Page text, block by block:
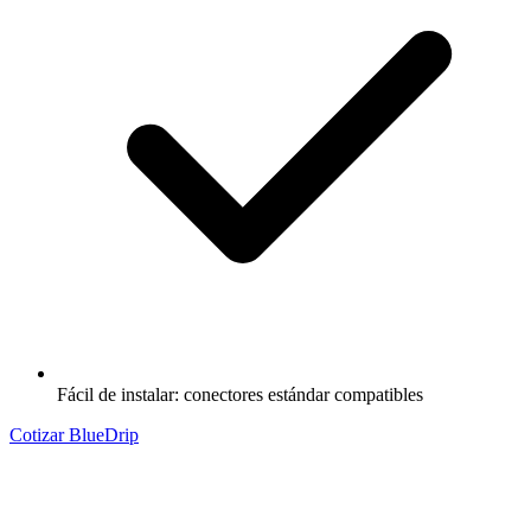
Fácil de instalar: conectores estándar compatibles
Cotizar BlueDrip